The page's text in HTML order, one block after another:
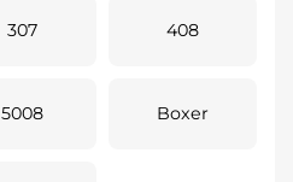
307 408
5008 Boxer